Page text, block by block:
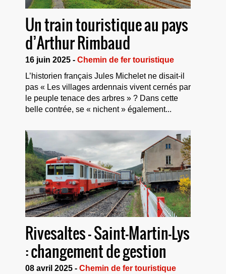
Un train touristique au pays
d’Arthur Rimbaud
16 juin 2025 - Chemin de fer touristique
L’historien français Jules Michelet ne disait-il
pas « Les villages ardennais vivent cernés par
le peuple tenace des arbres » ? Dans cette
belle contrée, se « nichent » également...
Rivesaltes – Saint-Martin-Lys
: changement de gestion
08 avril 2025 - Chemin de fer touristique